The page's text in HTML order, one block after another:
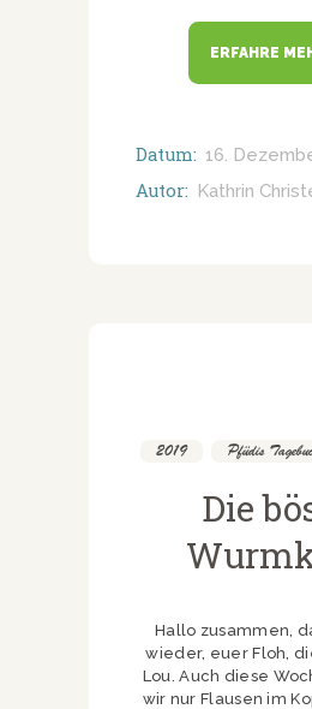
ERFAHRE
Datum: 16.
Autor: Kathrin
2019 Pfüdis
Die
Hallo zusammen,
wieder, euer Floh,
Lou. Auch diese
wir nur Flausen im